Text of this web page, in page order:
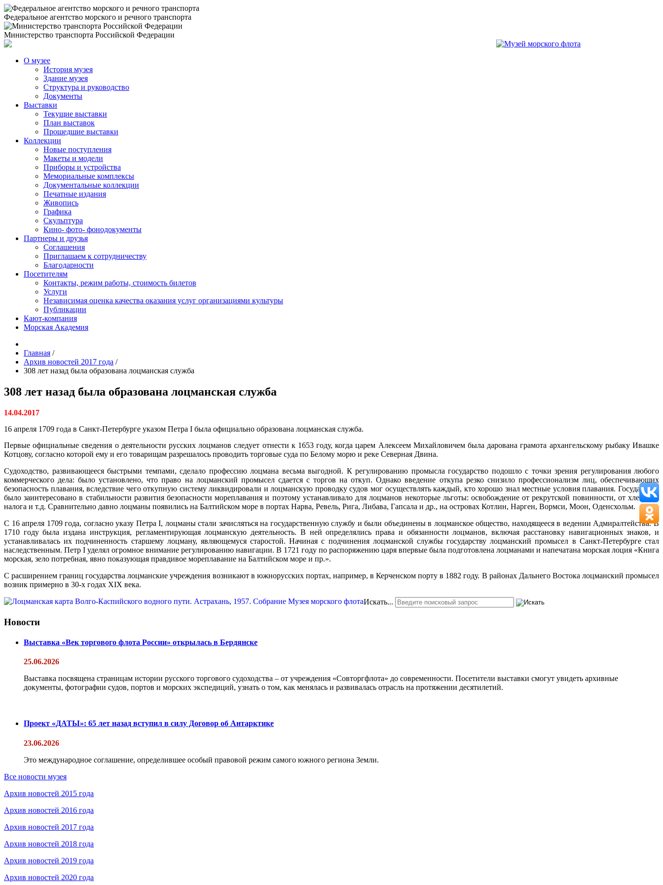
Федеральное агентство морского и речного транспорта
Министерство транспорта Российской Федерации
О музее
История музея
Здание музея
Структура и руководство
Документы
Выставки
Текущие выставки
План выставок
Прошедшие выставки
Коллекции
Новые поступления
Макеты и модели
Приборы и устройства
Мемориальные комплексы
Документальные коллекции
Печатные издания
Живопись
Графика
Скульптура
Кино- фото- фонодокументы
Партнеры и друзья
Соглашения
Приглашаем к сотрудничеству
Благодарности
Посетителям
Контакты, режим работы, стоимость билетов
Услуги
Независимая оценка качества оказания услуг организациями культуры
Публикации
Кают-компания
Морская Академия
Главная /
Архив новостей 2017 года /
308 лет назад была образована лоцманская служба
308 лет назад была образована лоцманская служба
14.04.2017
16 апреля 1709 года в Санкт-Петербурге указом Петра I была официально образована лоцманская служба.
Первые официальные сведения о деятельности русских лоцманов следует отнести к 1653 году, когда царем Алексеем Михайловичем была дарована грамота архангельскому рыбаку Ивашке
Котцову, согласно которой ему и его товарищам разрешалось проводить торговые суда по Белому морю и реке Северная Двина.
Судоходство, развивающееся быстрыми темпами, сделало профессию лоцмана весьма выгодной. К регулированию промысла государство подошло с точки зрения регулирования любого
коммерческого дела: было установлено, что право на лоцманский промысел сдается с торгов на откуп. Однако введение откупа резко снизило профессионализм лиц, обеспечивающих
безопасность плавания, вследствие чего откупную систему ликвидировали и лоцманскую проводку судов мог осуществлять каждый, кто хорошо знал местные условия плавания. Государство
было заинтересовано в стабильности развития безопасности мореплавания и поэтому устанавливало для лоцманов некоторые льготы: освобождение от рекрутской повинности, от хлебного
налога и т.д. Сравнительно давно лоцманы появились на Балтийском море в портах Нарва, Ревель, Рига, Либава, Гапсала и др., на островах Котлин, Нарген, Вормси, Моон, Оденсхольм.
С 16 апреля 1709 года, согласно указу ПетраI, лоцманы стали зачисляться на государственную службу и были объединены в лоцманское общество, находящееся в ведении Адмиралтейства. В
1710 году была издана инструкция, регламентирующая лоцманскую деятельность. В ней определялись права и обязанности лоцманов, включая расстановку навигационных знаков, и
устанавливалась их подчиненность старшему лоцману, являющемуся старостой. Начиная с подчинения лоцманской службы государству лоцманский промысел в Санкт-Петербурге стал
наследственным. Петр I уделял огромное внимание регулированию навигации. В 1721 году по распоряжению царя впервые была подготовлена лоцманами и напечатана морская лоция «Книга
морская, зело потребная, явно показующая правдивое мореплавание на Балтийском море и пр.».
С расширением границ государства лоцманские учреждения возникают в южнорусских портах, например, в Керченском порту в 1882 году. В районах Дальнего Востока лоцманский промысел
возник примерно в 30-х годах XIX века.
Искать...
Новости
Выставка «Век торгового флота России» открылась в Бердянске
25.06.2026
Выставка посвящена страницам истории русского торгового судоходства – от учреждения «Совторгфлота» до современности. Посетители выставки смогут увидеть архивные
документы, фотографии судов, портов и морских экспедиций, узнать о том, как менялась и развивалась отрасль на протяжении десятилетий.
Проект «ДАТЫ»: 65 лет назад вступил в силу Договор об Антарктике
23.06.2026
Это международное соглашение, определившее особый правовой режим самого южного региона Земли.
Все новости музея
Архив новостей 2015 года
Архив новостей 2016 года
Архив новостей 2017 года
Архив новостей 2018 года
Архив новостей 2019 года
Архив новостей 2020 года